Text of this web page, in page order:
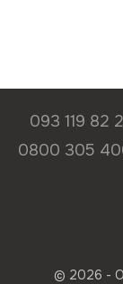
093 119 82
0800 305
© 2026 -